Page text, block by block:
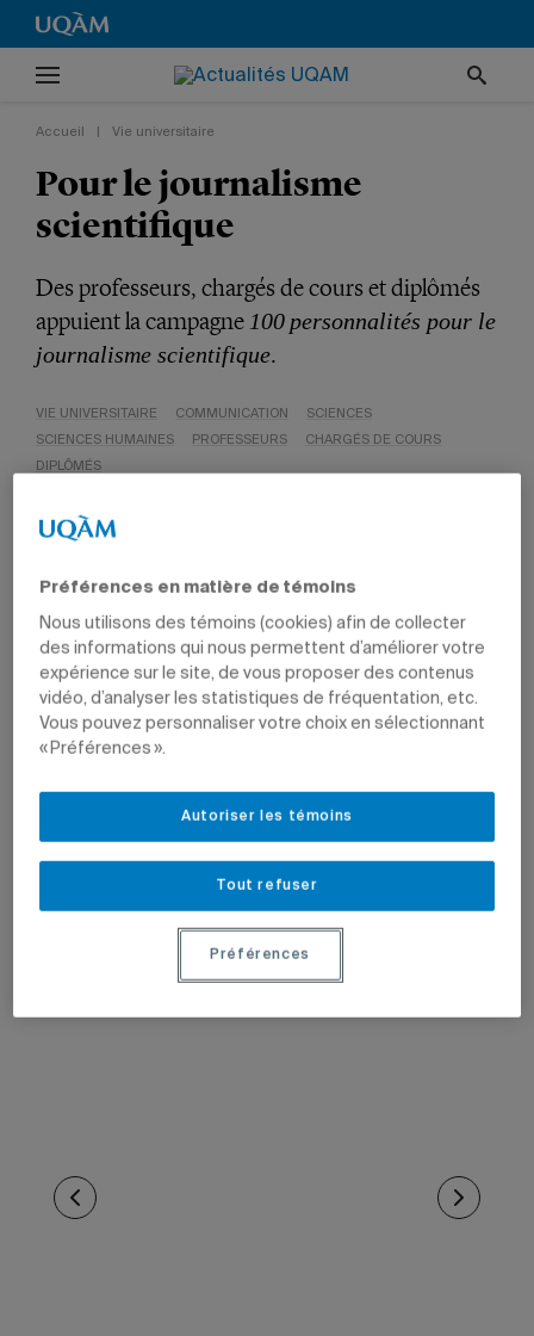
Accueil Vie universitaire
Pour le journalisme
scientifique
Des professeurs, chargés de cours et diplômés
appuient la campagne 100 personnalités pour le
journalisme scientifique.
VIE UNIVERSITAIRE COMMUNICATION
SCIENCES
SCIENCES HUMAINES
PROFESSEURS
CHARGÉS DE COURS
DIPLÔMÉS
Préférences en matière de témoins
Nous utilisons des témoins (cookies) afin de collecter
des informations qui nous permettent d’améliorer votre
expérience sur le site, de vous proposer des contenus
vidéo, d’analyser les statistiques de fréquentation, etc.
Vous pouvez personnaliser votre choix en sélectionnant
« Préférences ».
Tout refuser
Autoriser les témoins
Préférences